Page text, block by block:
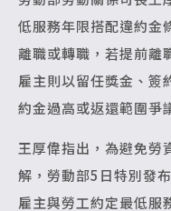
低服務年限搭配違約金
離職或轉職，若提前離
雇主則以留任獎金、簽
約金過高或返還範圍爭
王厚偉指出，為避免勞
解，勞動部5日特別發
雇主與勞工約定最低服